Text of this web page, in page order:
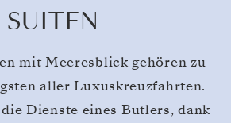
SUITEN
mit Meeresblick gehören zu
aller Luxuskreuzfahrten.
Dienste eines Butlers, dank